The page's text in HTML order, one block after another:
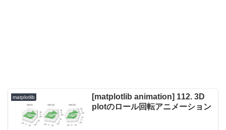
matplotlib
[matplotlib animation] 112. 3D
plotのロール回転アニメーション